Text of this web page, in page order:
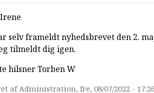
selv frameldt nyhedsbrevet den 2.
tilmeldt dig igen.
hilsner Torben W
af Administration, fre, 08/07/2022 -